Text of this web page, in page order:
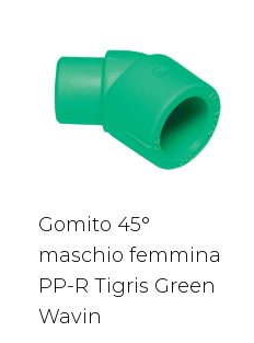
Gomito 45°
maschio femmina
PP-R Tigris Green
Wavin